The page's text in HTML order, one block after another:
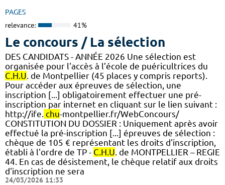
PAGES
relevance: 41%
Le concours / La sélection
DES CANDIDATS - ANNÉE 2026 Une sélection est
organisée pour l'accès à l’école de puéricultrices du
C.H.U. de Montpellier (45 places y compris reports).
Pour accéder aux épreuves de sélection, une
inscription [...] obligatoirement effectuer une pré-
inscription par internet en cliquant sur le lien suivant :
http://ife. chu-montpellier.fr/WebConcours/
CONSTITUTION DU DOSSIER : Uniquement après avoir
effectué la pré-inscription [...] épreuves de sélection :
chèque de 105 € représentant les droits d'inscription,
établi à l'ordre de TP - C.H.U. de MONTPELLIER – REGIE
44. En cas de désistement, le chèque relatif aux droits
d'inscription ne sera
24/03/2026 11:33